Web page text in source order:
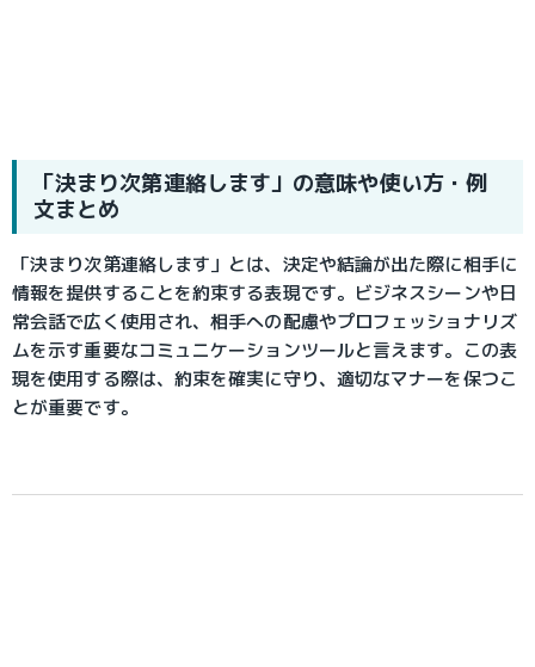
「決まり次第連絡します」の意味や使い方・例
文まとめ
「決まり次第連絡します」とは、決定や結論が出た際に相手に
情報を提供することを約束する表現です。ビジネスシーンや日
常会話で広く使用され、相手への配慮やプロフェッショナリズ
ムを示す重要なコミュニケーションツールと言えます。この表
現を使用する際は、約束を確実に守り、適切なマナーを保つこ
とが重要です。